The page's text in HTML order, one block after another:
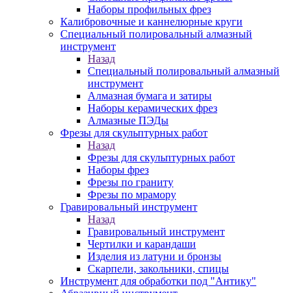
Наборы профильных фрез
Калибровочные и каннелюрные круги
Специальный полировальный алмазный
инструмент
Назад
Специальный полировальный алмазный
инструмент
Алмазная бумага и затиры
Наборы керамических фрез
Алмазные ПЭДы
Фрезы для скульптурных работ
Назад
Фрезы для скульптурных работ
Наборы фрез
Фрезы по граниту
Фрезы по мрамору
Гравировальный инструмент
Назад
Гравировальный инструмент
Чертилки и карандаши
Изделия из латуни и бронзы
Скарпели, закольники, спицы
Инструмент для обработки под "Антику"